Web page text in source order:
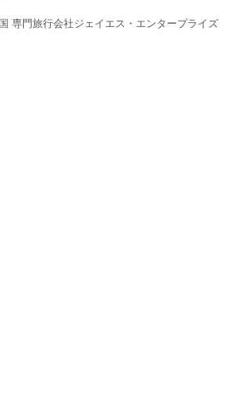
専門旅行会社ジェイエス・エンタープライズ